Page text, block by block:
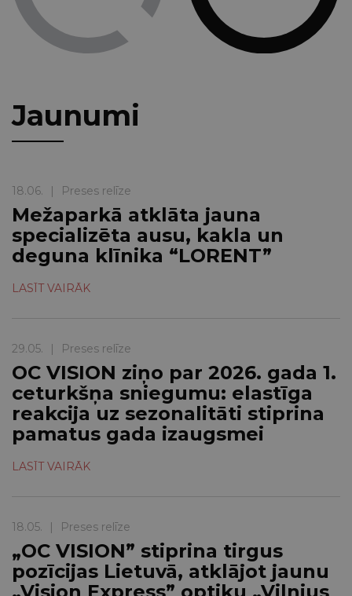
Jaunumi
18.06. Preses relīze
Mežaparkā atklāta jauna
specializēta ausu, kakla un
deguna klīnika “LORENT”
LASĪT VAIRĀK
29.05. Preses relīze
OC VISION ziņo par 2026. gada 1.
ceturkšņa sniegumu: elastīga
reakcija uz sezonalitāti stiprina
pamatus gada izaugsmei
LASĪT VAIRĀK
18.05. Preses relīze
„OC VISION” stiprina tirgus
pozīcijas Lietuvā, atklājot jaunu